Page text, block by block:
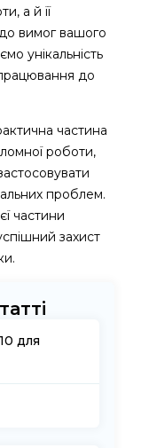
а й її
вимог вашого
унікальність
до
частина
роботи,
проблем.
частини
захист
для